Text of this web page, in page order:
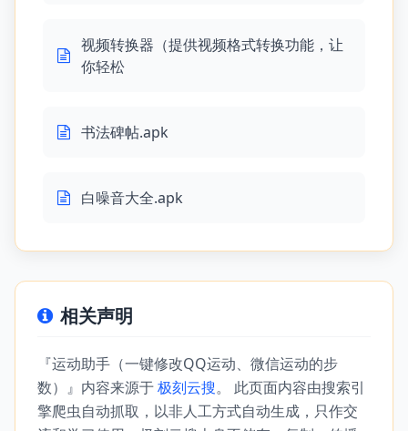
视频转换器（提供视频格式转换功能，让
你轻松
书法碑帖.apk
白噪音大全.apk
相关声明
『运动助手（一键修改QQ运动、微信运动的步
数）』内容来源于极刻云搜。 此页面内容由搜索引
擎爬虫自动抓取，以非人工方式自动生成，只作交